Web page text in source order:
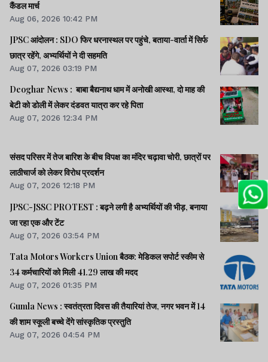
कैंडल मार्च
Aug 06, 2026 10:42 PM
JPSC आंदोलन : SDO फिर धरनास्थल पर पहुंचे, बताया-वार्ता में सिर्फ
छात्र रहेंगे, अभ्यर्थियों ने दी सहमति
Aug 07, 2026 03:19 PM
Deoghar News : बाबा बैद्यनाथ धाम में अनोखी आस्था, दो माह की
बेटी को डोली में लेकर दंडवत यात्रा कर रहे पिता
Aug 07, 2026 12:34 PM
संसद परिसर में तेज बारिश के बीच विपक्ष का मंदिर चढ़ावा चोरी, छात्रों पर
लाठीचार्ज को लेकर विरोध प्रदर्शन
Aug 07, 2026 12:18 PM
JPSC-JSSC PROTEST : बढ़ने लगी है अभ्यर्थियों की भीड़, बनाया
जा रहा एक और टेंट
Aug 07, 2026 03:54 PM
Tata Motors Workers Union बैठक: मेडिकल सपोर्ट स्कीम से
34 कर्मचारियों को मिली 41.29 लाख की मदद
Aug 07, 2026 01:35 PM
Gumla News : स्वतंत्रता दिवस की तैयारियां तेज, नगर भवन में 14
की शाम स्कूली बच्चे देंगे सांस्कृतिक प्रस्तुति
Aug 07, 2026 04:54 PM